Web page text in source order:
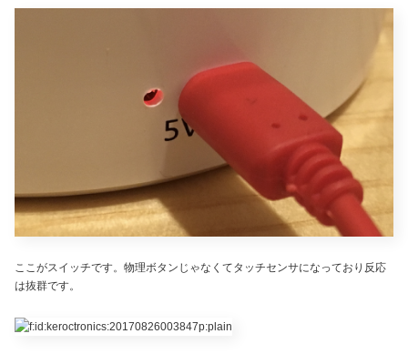
ここがスイッチです。物理ボタンじゃなくてタッチセンサになっており反応
は抜群です。